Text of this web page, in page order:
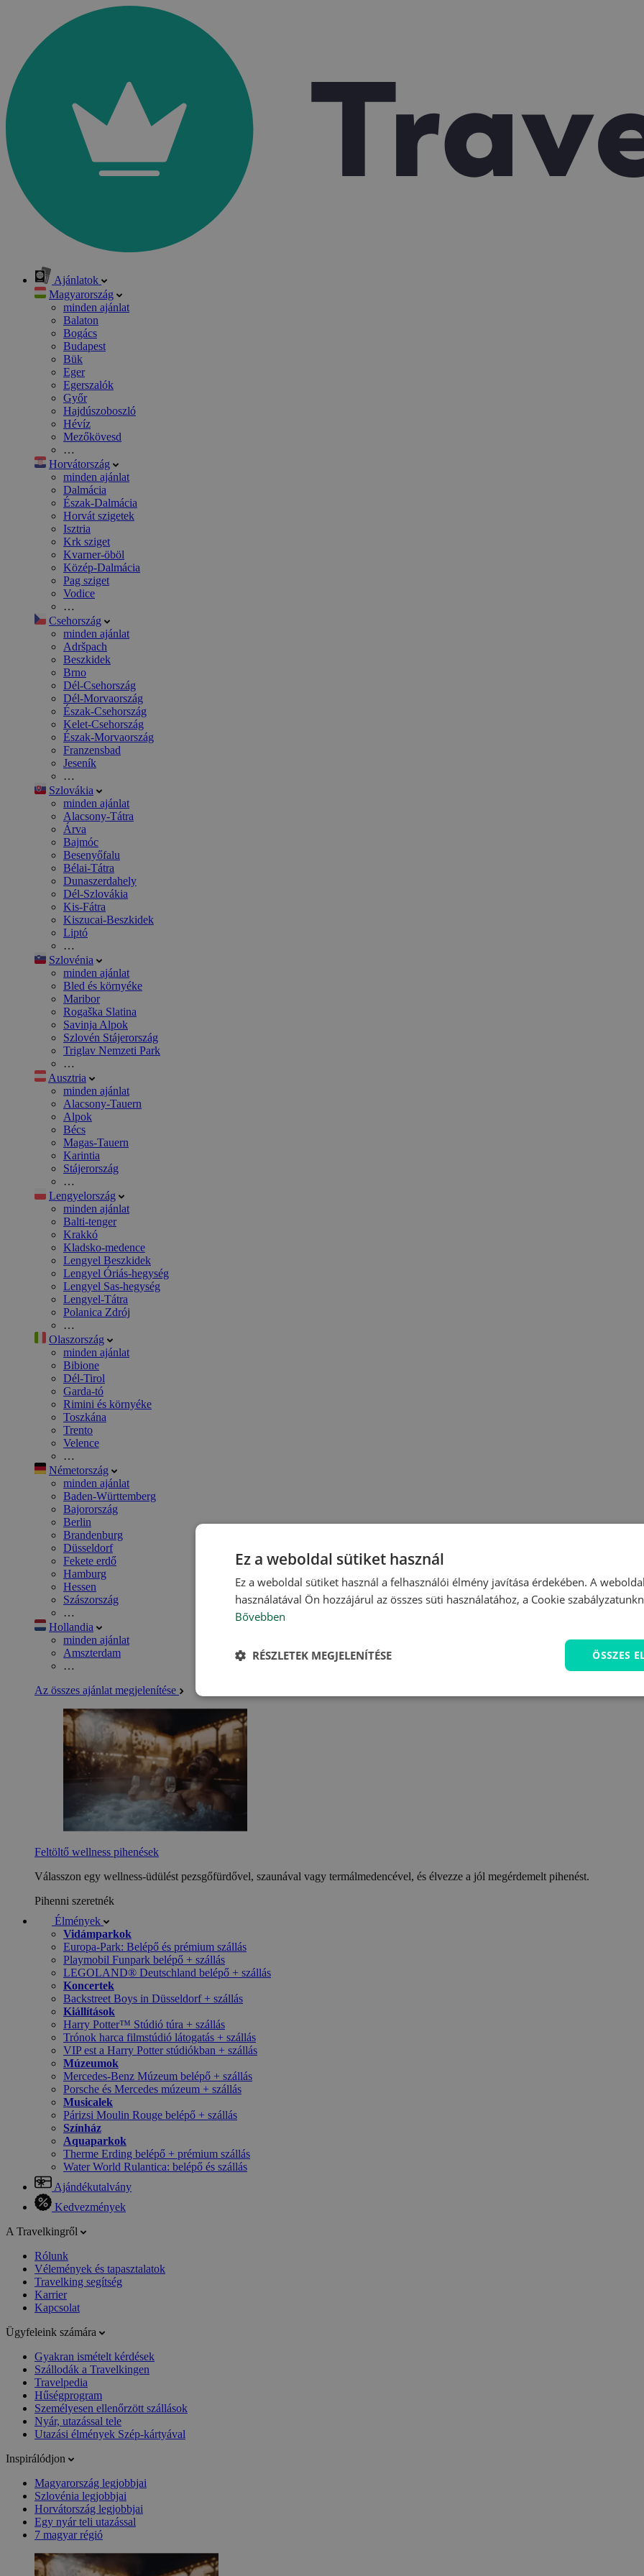
Ajánlatok
Magyarország
minden ajánlat
Balaton
Bogács
Budapest
Bük
Eger
Egerszalók
Győr
Hajdúszoboszló
Hévíz
Mezőkövesd
…
Horvátország
minden ajánlat
Dalmácia
Észak-Dalmácia
Horvát szigetek
Isztria
Krk sziget
Kvarner-öböl
Közép-Dalmácia
Pag sziget
Vodice
…
Csehország
minden ajánlat
Adršpach
Beszkidek
Brno
Dél-Csehország
Dél-Morvaország
Észak-Csehország
Kelet-Csehország
Észak-Morvaország
Franzensbad
Jeseník
…
Szlovákia
minden ajánlat
Alacsony-Tátra
Árva
Bajmóc
Besenyőfalu
Bélai-Tátra
Dunaszerdahely
Dél-Szlovákia
Kis-Fátra
Kiszucai-Beszkidek
Liptó
…
Szlovénia
minden ajánlat
Bled és környéke
Maribor
Rogaška Slatina
Savinja Alpok
Szlovén Stájerország
Triglav Nemzeti Park
…
Ausztria
minden ajánlat
Alacsony-Tauern
Alpok
Bécs
Magas-Tauern
Karintia
Stájerország
…
Lengyelország
minden ajánlat
Balti-tenger
Krakkó
Kladsko-medence
Lengyel Beszkidek
Lengyel Óriás-hegység
Lengyel Sas-hegység
Lengyel-Tátra
Polanica Zdrój
…
Olaszország
minden ajánlat
Bibione
Dél-Tirol
Garda-tó
Rimini és környéke
Toszkána
Trento
Velence
…
Németország
minden ajánlat
Baden-Württemberg
Bajorország
Berlin
Brandenburg
Düsseldorf
Fekete erdő
Hamburg
Hessen
Szászország
…
Hollandia
minden ajánlat
Amszterdam
…
Az összes ajánlat megjelenítése
Feltöltő wellness pihenések
Válasszon egy wellness-üdülést pezsgőfürdővel, szaunával vagy termálmedencével, és élvezze a jól megérdemelt pihenést.
Pihenni szeretnék
Élmények
Vidámparkok
Europa-Park: Belépő és prémium szállás
Playmobil Funpark belépő + szállás
LEGOLAND® Deutschland belépő + szállás
Koncertek
Backstreet Boys in Düsseldorf + szállás
Kiállítások
Harry Potter™ Stúdió túra + szállás
Trónok harca filmstúdió látogatás + szállás
VIP est a Harry Potter stúdiókban + szállás
Múzeumok
Mercedes-Benz Múzeum belépő + szállás
Porsche és Mercedes múzeum + szállás
Musicalek
Párizsi Moulin Rouge belépő + szállás
Színház
Aquaparkok
Therme Erding belépő + prémium szállás
Water World Rulantica: belépő és szállás
Ajándékutalvány
Kedvezmények
A Travelkingről
Rólunk
Vélemények és tapasztalatok
Travelking segítség
Karrier
Kapcsolat
Ügyfeleink számára
Gyakran ismételt kérdések
Szállodák a Travelkingen
Travelpedia
Hűségprogram
Személyesen ellenőrzött szállások
Nyár, utazással tele
Utazási élmények Szép-kártyával
Inspirálódjon
Magyarország legjobbjai
Szlovénia legjobbjai
Horvátország legjobbjai
Egy nyár teli utazással
7 magyar régió
Ez a weboldal sütiket használ
Ez a weboldal sütiket használ a felhasználói élmény javítása érdekében. A
használatával Ön hozzájárul az összes süti használatához, a Cookie
Bővebben
ÖSSZES
RÉSZLETEK MEGJELENÍTÉSE